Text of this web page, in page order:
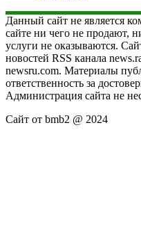
Данный сайт не является
сайте ни чего не продают,
услуги не оказываются.
новостей RSS канала
newsru.com. Материалы
ответственность за
Администрация сайта не
Сайт от bmb2 @ 2024